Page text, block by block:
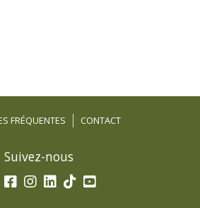
FRÉQUENTES CONTACT
Suivez-nous